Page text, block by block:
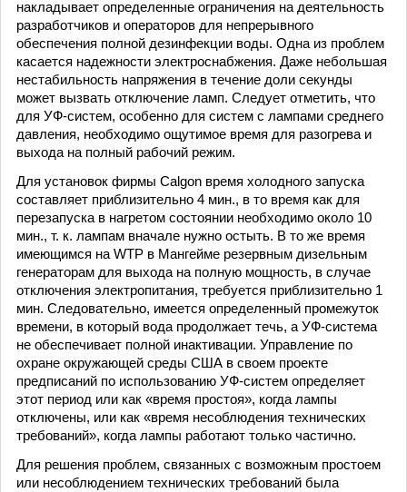
накладывает определенные ограничения на деятельность
разработчиков и операторов для непрерывного
обеспечения полной дезинфекции воды. Одна из проблем
касается надежности электроснабжения. Даже небольшая
нестабильность напряжения в течение доли секунды
может вызвать отключение ламп. Следует отметить, что
для УФ-систем, особенно для систем с лампами среднего
давления, необходимо ощутимое время для разогрева и
выхода на полный рабочий режим.
Для установок фирмы Calgon время холодного запуска
составляет приблизительно 4 мин., в то время как для
перезапуска в нагретом состоянии необходимо около 10
мин., т. к. лампам вначале нужно остыть. В то же время
имеющимся на WTP в Мангейме резервным дизельным
генераторам для выхода на полную мощность, в случае
отключения электропитания, требуется приблизительно 1
мин. Следовательно, имеется определенный промежуток
времени, в который вода продолжает течь, а УФ-система
не обеспечивает полной инактивации. Управление по
охране окружающей среды США в своем проекте
предписаний по использованию УФ-систем определяет
этот период или как «время простоя», когда лампы
отключены, или как «время несоблюдения технических
требований», когда лампы работают только частично.
Для решения проблем, связанных с возможным простоем
или несоблюдением технических требований была